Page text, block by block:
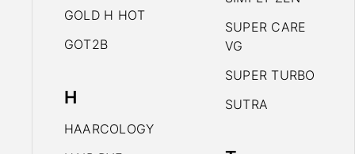
GOLD H HOT
GOT2B
H
HAARCOLOGY
SUPER CARE
VG
SUPER TURBO
SUTRA